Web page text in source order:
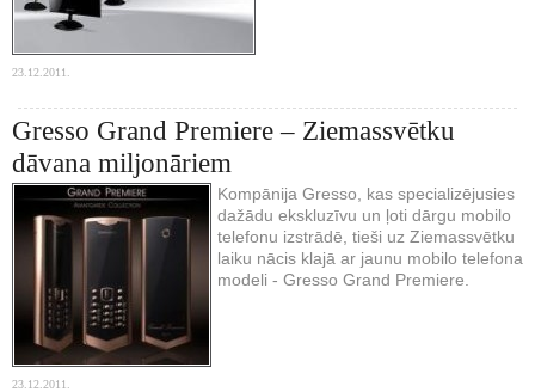
23.12.2011.
Gresso Grand Premiere – Ziemassvētku
dāvana miljonāriem
Kompānija Gresso, kas specializējusies
dažādu ekskluzīvu un ļoti dārgu mobilo
telefonu izstrādē, tieši uz Ziemassvētku
laiku nācis klajā ar jaunu mobilo telefona
modeli - Gresso Grand Premiere.
23.12.2011.